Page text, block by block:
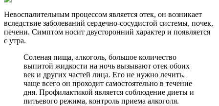
Невоспалительным процессом является отек, он возникает
вследствие заболеваний сердечно-сосудистой системы, почек,
печени. Симптом носит двусторонний характер и появляется
с утра.
Соленая пища, алкоголь, большое количество
выпитой жидкости на ночь вызывают отек обоих
век и других частей лица. Его не нужно лечить,
чаще всего он проходит самостоятельно в течение
дня. Профилактикой является соблюдение диеты и
питьевого режима, контроль приема алкоголя.